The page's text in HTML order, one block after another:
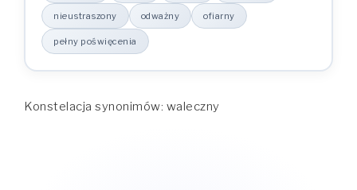
nieustraszony odważny ofiarny
pełny poświęcenia
Konstelacja synonimów: waleczny